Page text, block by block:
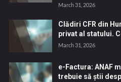
March 31, 2026
Clădiri CFR din
privat al statului.
March 31, 2026
e-Factura: ANAF
trebuie să știi